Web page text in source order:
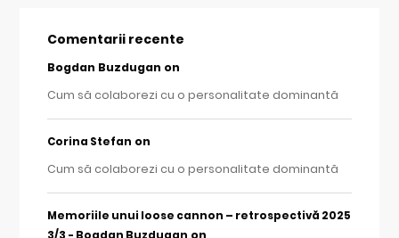
Comentarii recente
Bogdan Buzdugan on
Cum să colaborezi cu o personalitate dominantă
Corina Stefan on
Cum să colaborezi cu o personalitate dominantă
Memoriile unui loose cannon – retrospectivă 2025